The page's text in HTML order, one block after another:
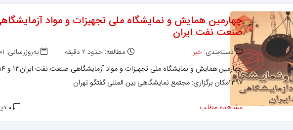
چهارمین همایش و نمایشگاه ملی تجهیزات و مواد
صنعت نفت ایران
دسته‌بندی: خبر مطالعه: حدود ۲ دقیقه به‌روزرسانی: ۱۳۹۸/۱۲/۰۱
۱۳۹۷مکان برگزاری: مجتمع نمایشگاهی بین المللی گفتگو تهران
مشاهده مطلب